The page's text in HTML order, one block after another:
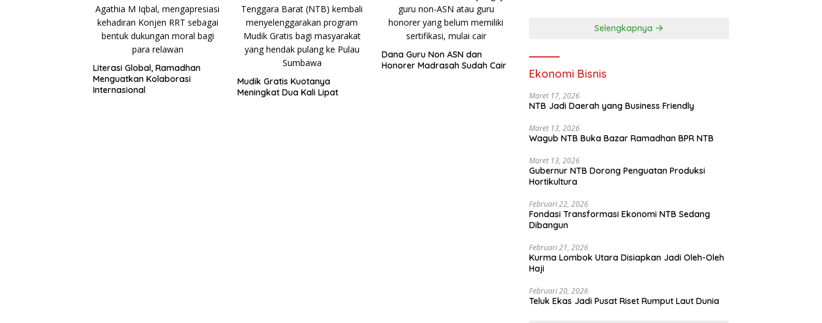
Literasi Global, Ramadhan
Menguatkan Kolaborasi
Internasional
Mudik Gratis Kuotanya
Meningkat Dua Kali Lipat
Dana Guru Non ASN dan
Honorer Madrasah Sudah Cair
Selengkapnya
Ekonomi Bisnis
Maret 17, 2026
NTB Jadi Daerah yang Business Friendly
Maret 13, 2026
Wagub NTB Buka Bazar Ramadhan BPR NTB
Maret 13, 2026
Gubernur NTB Dorong Penguatan Produksi
Hortikultura
Februari 22, 2026
Fondasi Transformasi Ekonomi NTB Sedang
Dibangun
Februari 21, 2026
Kurma Lombok Utara Disiapkan Jadi Oleh-Oleh
Haji
Februari 20, 2026
Teluk Ekas Jadi Pusat Riset Rumput Laut Dunia